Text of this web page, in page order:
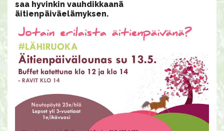
saa hyvinkin vauhdikkaanä
äitienpäiväelämyksen.